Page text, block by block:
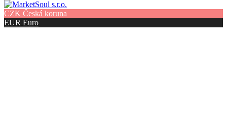
CZK Česká koruna
EUR Euro